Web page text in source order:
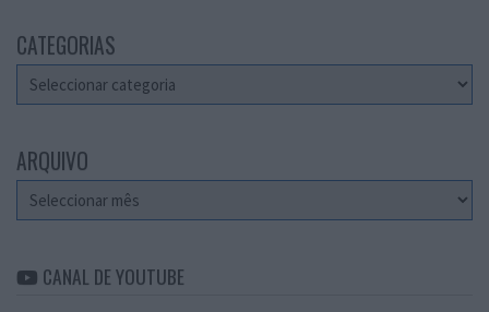
CATEGORIAS
Categorias
ARQUIVO
Arquivo
CANAL DE YOUTUBE